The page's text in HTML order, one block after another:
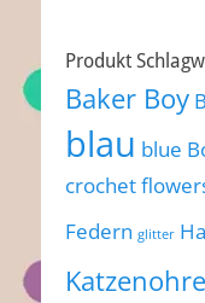
Produkt
Baker Boy
blau blue
crochet
Federn glitter